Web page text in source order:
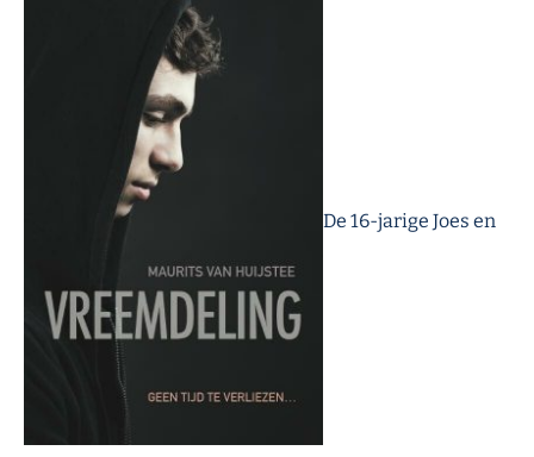
De 16-jarige Joes en